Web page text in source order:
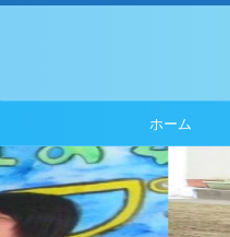
ホーム